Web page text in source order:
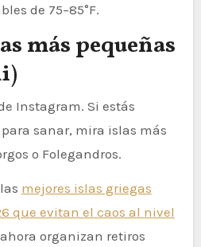
de 75–85°F.
más pequeñas
Instagram. Si estás
sanar, mira islas más
o Folegandros.
mejores islas griegas
que evitan el caos al nivel
organizan retiros